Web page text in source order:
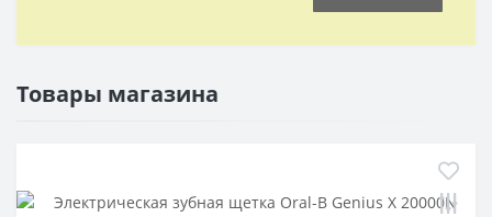
Товары магазина